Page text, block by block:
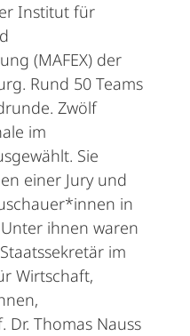
Institut für
(MAFEX) der
Rund 50 Teams
Zwölf
im
Sie
einer Jury und
in
ihnen waren
im
Wirtschaft,
Dr. Thomas Nauss